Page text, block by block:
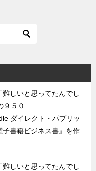
しいと思ってたんでし
９５０
ダイレクト・パブリッ
書籍ビジネス書』を作
しいと思ってたんでし